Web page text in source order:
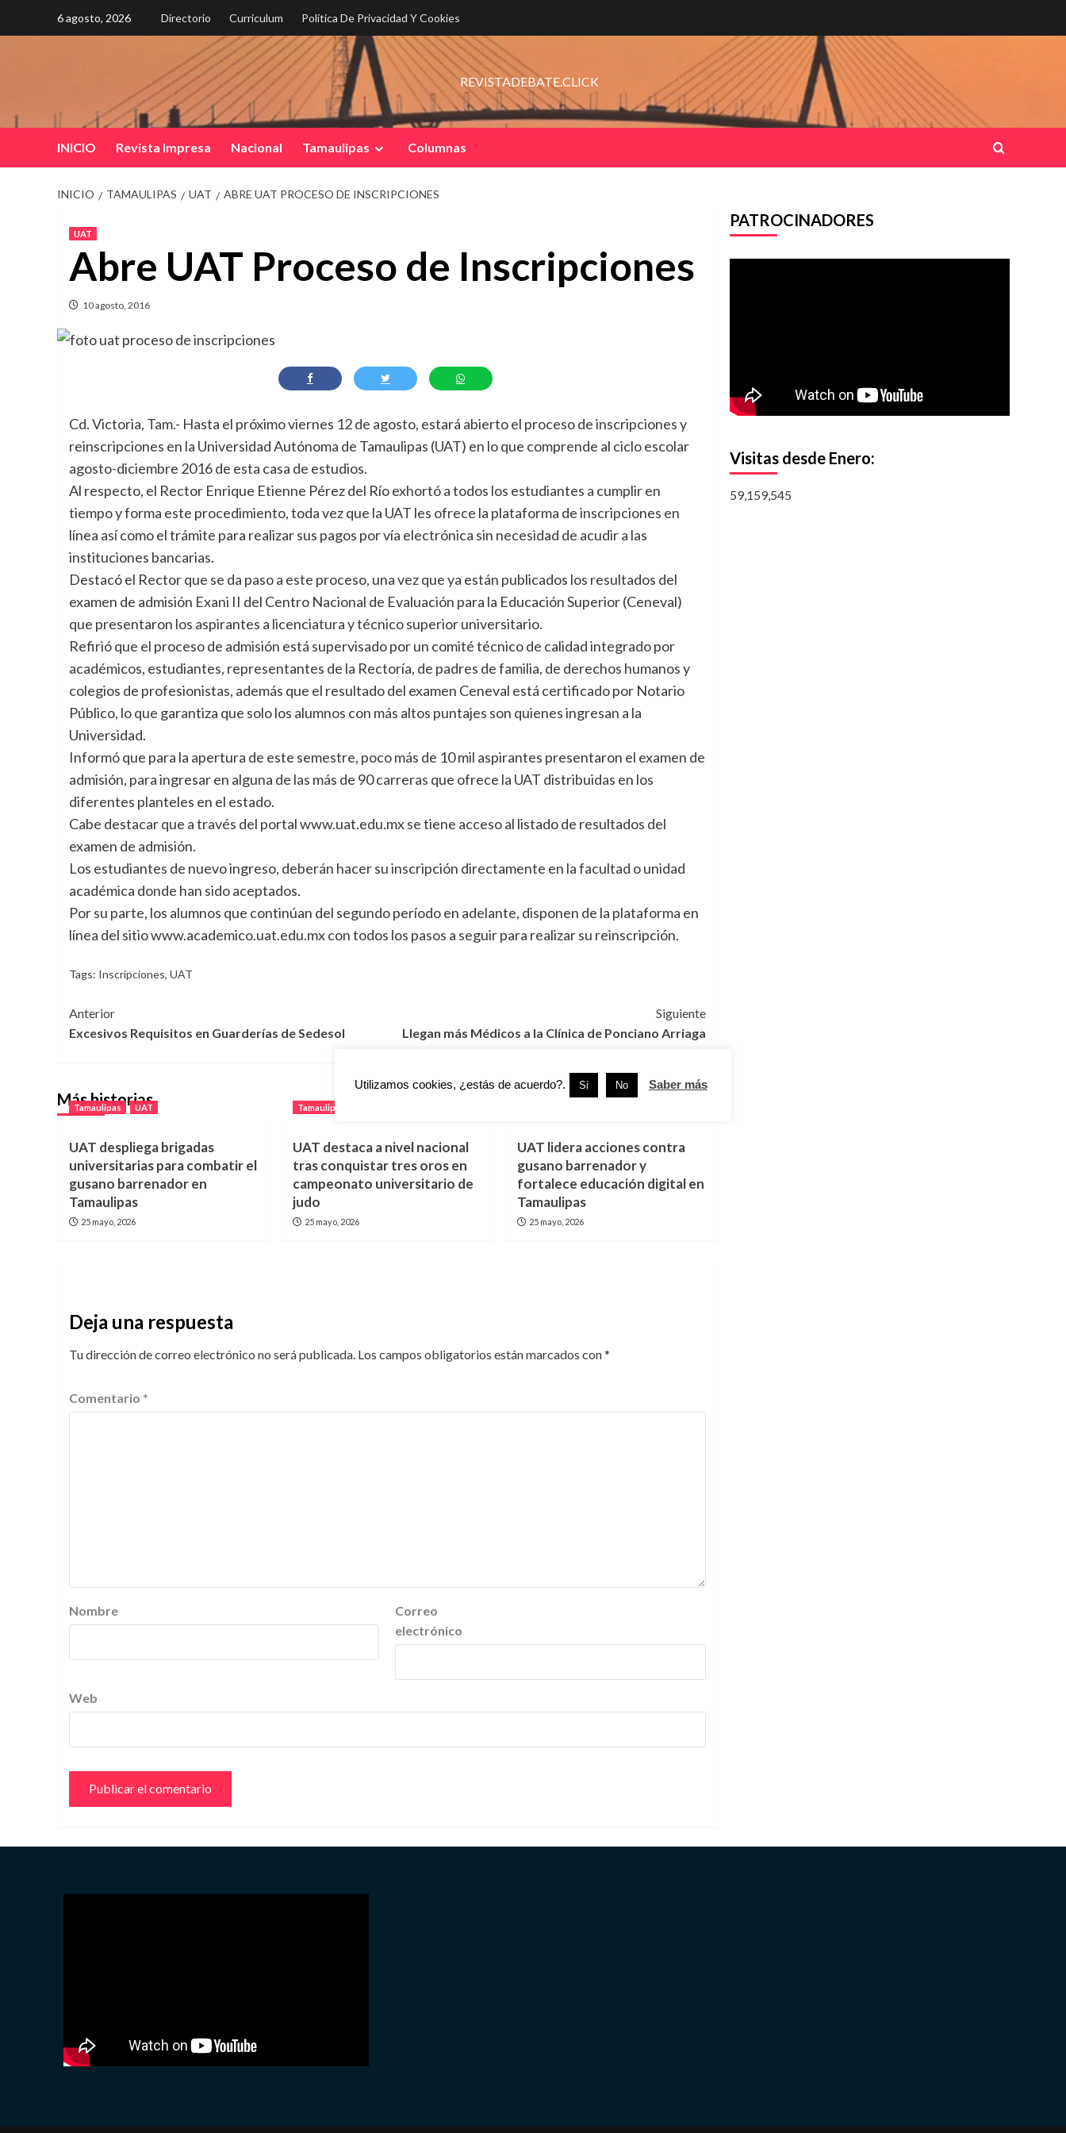
6 agosto, 2026 Directorio Curriculum Política De Privacidad Y Cookies
REVISTADEBATE.CLICK
INICIO Revista Impresa Nacional Tamaulipas Columnas
INICIO TAMAULIPAS UAT ABRE UAT PROCESO DE INSCRIPCIONES
UAT
Abre UAT Proceso de Inscripciones
10 agosto, 2016
Cd. Victoria, Tam.- Hasta el próximo viernes 12 de agosto, estará abierto el proceso de inscripciones y
reinscripciones en la Universidad Autónoma de Tamaulipas (UAT) en lo que comprende al ciclo escolar
agosto-diciembre 2016 de esta casa de estudios.
Al respecto, el Rector Enrique Etienne Pérez del Río exhortó a todos los estudiantes a cumplir en
tiempo y forma este procedimiento, toda vez que la UAT les ofrece la plataforma de inscripciones en
línea así como el trámite para realizar sus pagos por vía electrónica sin necesidad de acudir a las
instituciones bancarias.
Destacó el Rector que se da paso a este proceso, una vez que ya están publicados los resultados del
examen de admisión Exani II del Centro Nacional de Evaluación para la Educación Superior (Ceneval)
que presentaron los aspirantes a licenciatura y técnico superior universitario.
Refirió que el proceso de admisión está supervisado por un comité técnico de calidad integrado por
académicos, estudiantes, representantes de la Rectoría, de padres de familia, de derechos humanos y
colegios de profesionistas, además que el resultado del examen Ceneval está certificado por Notario
Público, lo que garantiza que solo los alumnos con más altos puntajes son quienes ingresan a la
Universidad.
Informó que para la apertura de este semestre, poco más de 10 mil aspirantes presentaron el examen de
admisión, para ingresar en alguna de las más de 90 carreras que ofrece la UAT distribuidas en los
diferentes planteles en el estado.
Cabe destacar que a través del portal www.uat.edu.mx se tiene acceso al listado de resultados del
examen de admisión.
Los estudiantes de nuevo ingreso, deberán hacer su inscripción directamente en la facultad o unidad
académica donde han sido aceptados.
Por su parte, los alumnos que continúan del segundo período en adelante, disponen de la plataforma en
línea del sitio www.academico.uat.edu.mx con todos los pasos a seguir para realizar su reinscripción.
Tags: Inscripciones, UAT
Navegación
de
Anterior
Excesivos Requisitos en Guarderías de Sedesol
Siguiente
Llegan más Médicos a la Clínica de Ponciano Arriaga
Más historias
Tamaulipas UAT
UAT despliega brigadas
universitarias para combatir el
gusano barrenador en
Tamaulipas
25 mayo, 2026
Tamaulipas
UAT destaca a nivel nacional
tras conquistar tres oros en
campeonato universitario de
judo
25 mayo, 2026
UAT lidera acciones contra
gusano barrenador y
fortalece educación digital en
Tamaulipas
25 mayo, 2026
Deja una respuesta
Tu dirección de correo electrónico no será publicada. Los campos obligatorios están marcados con*
Comentario *
Nombre
Correo
electrónico
Web
PATROCINADORES
Visitas desde Enero:
59,159,545
Utilizamos cookies, ¿estás de acuerdo?. Si No Saber más